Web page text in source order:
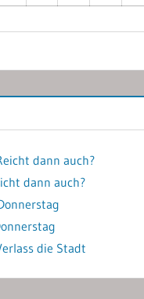
dann auch?
dann auch?
die Stadt